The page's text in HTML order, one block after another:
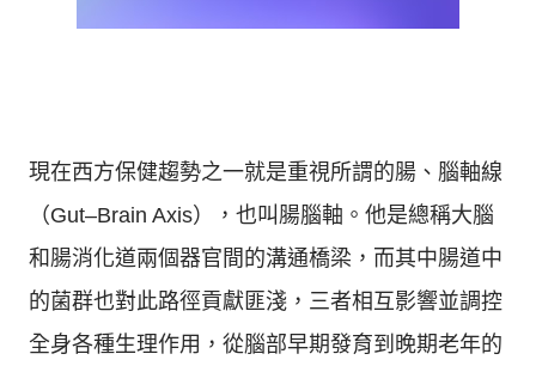
現在西方保健趨勢之一就是重視所謂的腸、腦軸線
（Gut–Brain Axis），也叫腸腦軸。他是總稱大腦
和腸消化道兩個器官間的溝通橋梁，而其中腸道中
的菌群也對此路徑貢獻匪淺，三者相互影響並調控
全身各種生理作用，從腦部早期發育到晚期老年的